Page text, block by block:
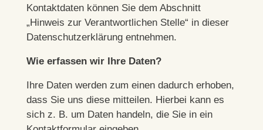
Kontaktdaten können Sie dem Abschnitt
„Hinweis zur Verantwortlichen Stelle“ in dieser
Datenschutzerklärung entnehmen.
Wie erfassen wir Ihre Daten?
Ihre Daten werden zum einen dadurch erhoben,
dass Sie uns diese mitteilen. Hierbei kann es
sich z. B. um Daten handeln, die Sie in ein